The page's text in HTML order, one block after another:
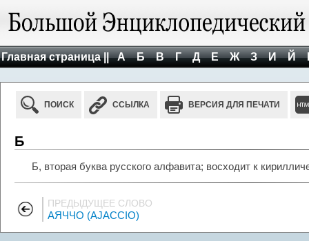
Главная страница || А Б В Г Д Е Ж З И Й
ПОИСК ССЫЛКА ВЕРСИЯ ДЛЯ ПЕЧАТИ
Б
Б, вторая буква русского алфавита; восходит к
ПРЕДЫДУЩЕЕ СЛОВО
АЯЧЧО (AJACCIO)